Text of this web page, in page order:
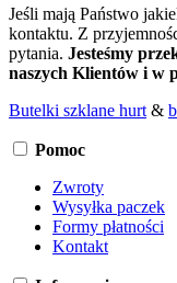
Jeśli mają Państwo
kontaktu. Z
pytania. Jesteśmy
naszych Klientów i w
Butelki szklane hurt &
Pomoc
Zwroty
Wysyłka paczek
Formy płatności
Kontakt